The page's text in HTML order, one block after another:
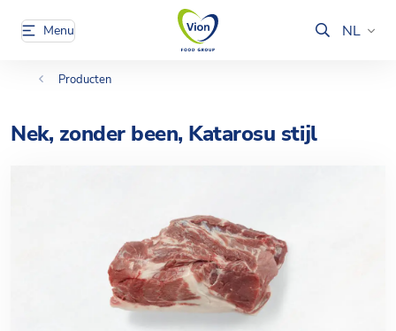
Menu NL
Producten
Nek, zonder been, Katarosu stijl